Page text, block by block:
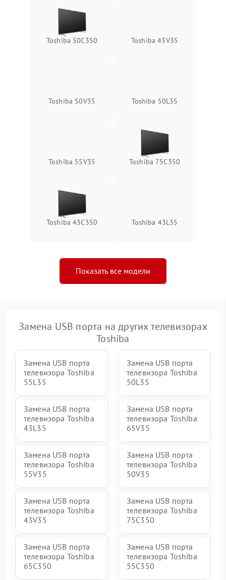
Toshiba 50C350 Toshiba 43V35
Toshiba 50V35 Toshiba 50L35
Toshiba 55V35 Toshiba 75C350
Toshiba 43C350 Toshiba 43L35
Показать все модели
Замена USB порта на других телевизорах
Toshiba
Замена USB порта
телевизора Toshiba
55L35
Замена USB порта
телевизора Toshiba
50L35
Замена USB порта
телевизора Toshiba
43L35
Замена USB порта
телевизора Toshiba
65V35
Замена USB порта
телевизора Toshiba
55V35
Замена USB порта
телевизора Toshiba
50V35
Замена USB порта
телевизора Toshiba
43V35
Замена USB порта
телевизора Toshiba
75C350
Замена USB порта
телевизора Toshiba
65C350
Замена USB порта
телевизора Toshiba
55C350